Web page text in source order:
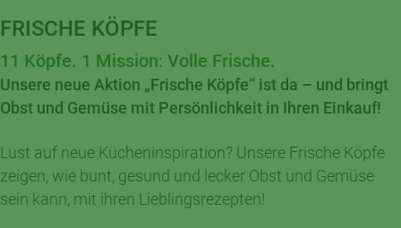
FRISCHE KÖPFE
11 Köpfe. 1 Mission: Volle Frische.
Unsere neue Aktion „Frische Köpfe“ ist da – und bringt
Obst und Gemüse mit Persönlichkeit in Ihren Einkauf!
Lust auf neue Kücheninspiration? Unsere Frische Köpfe
zeigen, wie bunt, gesund und lecker Obst und Gemüse
sein kann, mit ihren Lieblingsrezepten!